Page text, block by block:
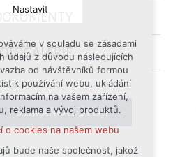
DOKUMENTY
SCHRÁNKA DŮVĚRY
Nastavit
webu
stránek (session):
volby jazyka, apod.
anonymizované
návštěvnosti
v souladu se zásadami
údajů z důvodu následujících
od návštěvníků formou
používání webu, ukládání
na vašem zařízení,
reklama a vývoj produktů.
o cookies na našem webu
bude naše společnost, jakož